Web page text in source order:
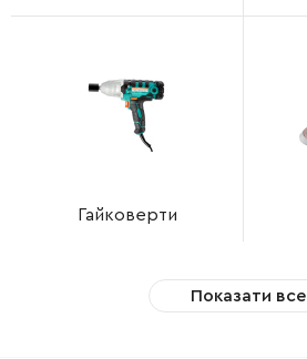
Гайковерти
Показати все